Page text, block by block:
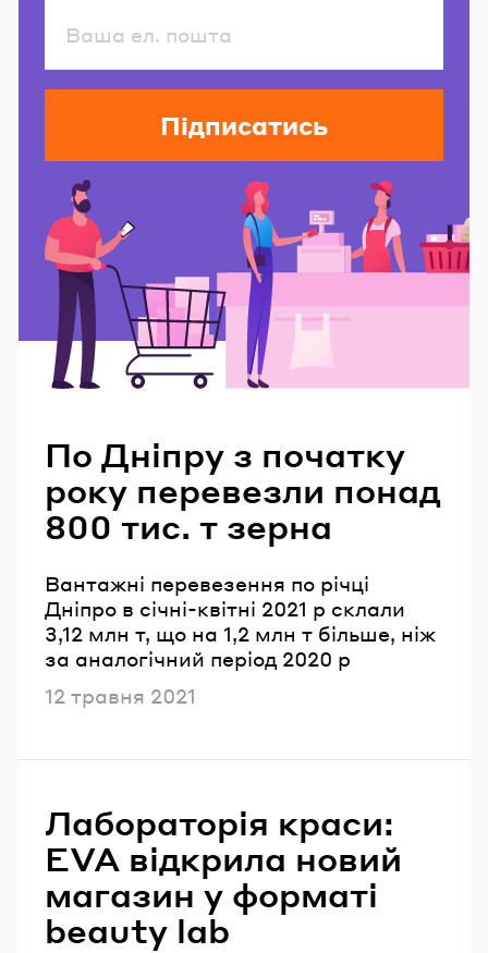
Підписатись
По Дніпру з початку
року перевезли понад
800 тис. т зерна
Вантажні перевезення по річці
Дніпро в січні-квітні 2021 р склали
3,12 млн т, що на 1,2 млн т більше, ніж
за аналогічний період 2020 р
Опубліковано
12 травня 2021
Лабораторія краси:
EVA відкрила новий
магазин у форматі
beauty lab